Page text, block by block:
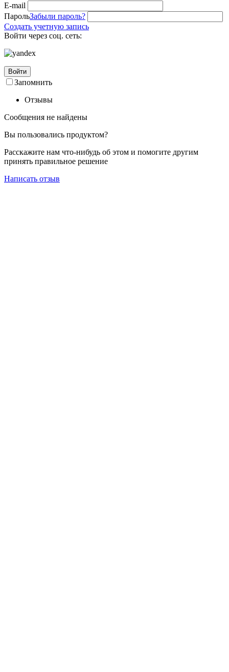
E-mail
ПарольЗабыли пароль?
Создать учетную запись
Войти через соц. сеть:
Войти
Запомнить
Отзывы
Сообщения не найдены
Вы пользовались продуктом?
Расскажите нам что-нибудь об этом и помогите другим
принять правильное решение
Написать отзыв